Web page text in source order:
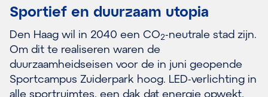
Sportief en duurzaam utopia
Den Haag wil in 2040 een CO2-neutrale stad zijn.
Om dit te realiseren waren de
duurzaamheidseisen voor de in juni geopende
Sportcampus Zuiderpark hoog. LED-verlichting in
alle sportruimtes, een dak dat energie opwekt,